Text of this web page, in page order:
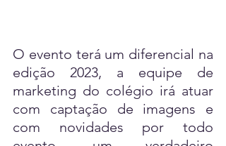
O evento terá um diferencial na
edição 2023, a equipe de
marketing do colégio irá atuar
com captação de imagens e
com novidades por todo